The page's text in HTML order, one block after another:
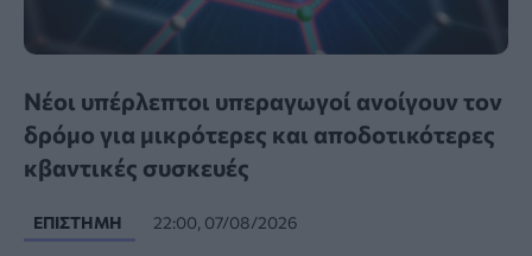
Νέοι υπέρλεπτοι υπεραγωγοί ανοίγουν τον
δρόμο για μικρότερες και αποδοτικότερες
κβαντικές συσκευές
ΕΠΙΣΤΉΜΗ 22:00, 07/08/2026